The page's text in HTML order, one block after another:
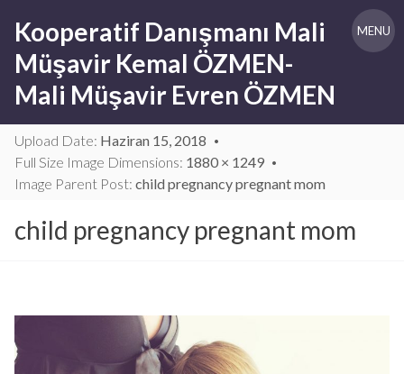
content
Kooperatif Danışmanı Mali
Müşavir Kemal ÖZMEN-
Mali Müşavir Evren ÖZMEN
MENU
Upload Date: Haziran 15, 2018
Full Size Image Dimensions: 1880 × 1249
Image Parent Post: child pregnancy pregnant mom
child pregnancy pregnant mom